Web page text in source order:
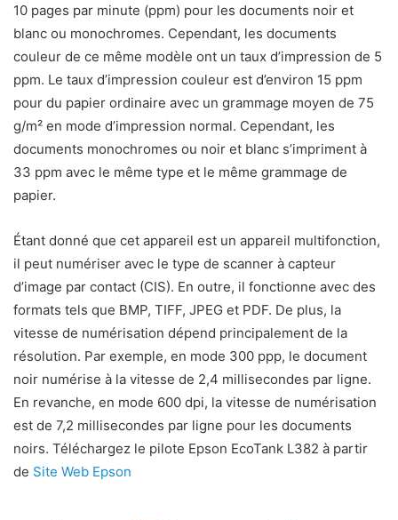
10 pages par minute (ppm) pour les documents noir et
blanc ou monochromes. Cependant, les documents
couleur de ce même modèle ont un taux d’impression de 5
ppm. Le taux d’impression couleur est d’environ 15 ppm
pour du papier ordinaire avec un grammage moyen de 75
g/m² en mode d’impression normal. Cependant, les
documents monochromes ou noir et blanc s’impriment à
33 ppm avec le même type et le même grammage de
papier.
Étant donné que cet appareil est un appareil multifonction,
il peut numériser avec le type de scanner à capteur
d’image par contact (CIS). En outre, il fonctionne avec des
formats tels que BMP, TIFF, JPEG et PDF. De plus, la
vitesse de numérisation dépend principalement de la
résolution. Par exemple, en mode 300 ppp, le document
noir numérise à la vitesse de 2,4 millisecondes par ligne.
En revanche, en mode 600 dpi, la vitesse de numérisation
est de 7,2 millisecondes par ligne pour les documents
noirs. Téléchargez le pilote Epson EcoTank L382 à partir
de Site Web Epson